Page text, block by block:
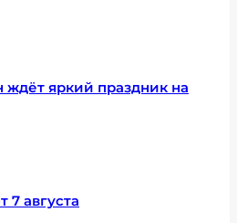
ждёт яркий праздник на
7 августа